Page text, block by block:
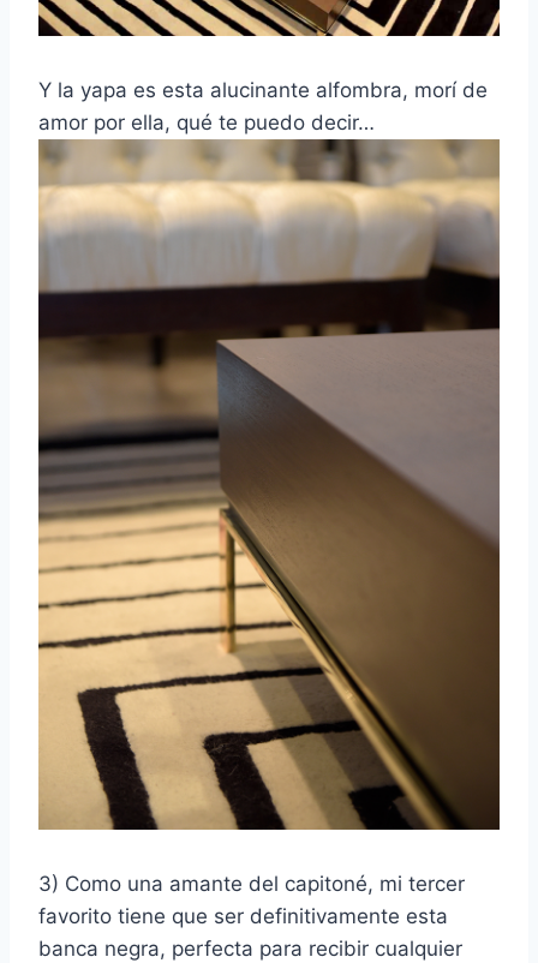
Y la yapa es esta alucinante alfombra, morí de
amor por ella, qué te puedo decir…
3) Como una amante del capitoné, mi tercer
favorito tiene que ser definitivamente esta
banca negra, perfecta para recibir cualquier